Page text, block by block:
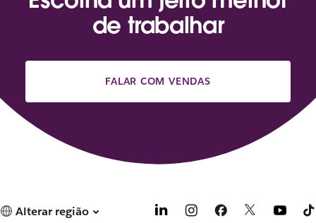
de trabalhar
FALAR COM VENDAS
Alterar região